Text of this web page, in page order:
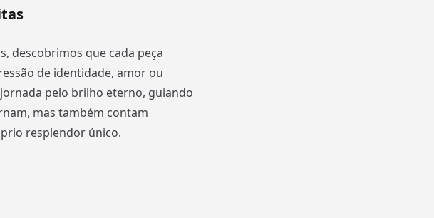
descobrimos que cada peça
de identidade, amor ou
pelo brilho eterno, guiando
mas também contam
resplendor único.